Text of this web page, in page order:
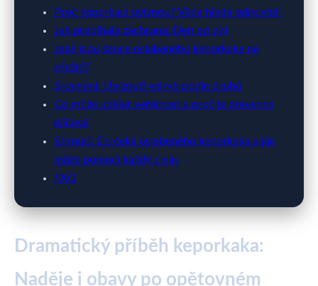
31. 3. 2026· 10 min čtení · Autor: Barbora Černá
Proč keporkaci uvíznou? Věda hledá odpovědi
Jak probíhala záchrana: Den po dni
Jaké jsou šance oslabeného keporkaka na
přežití?
Srovnání: Uvíznutí velryb podle druhů
Co může udělat veřejnost a proč je prevence
klíčová
Shrnutí: Co čeká oslabeného keporkaka a jak
může pomoci každý z nás
FAQ
Dramatický příběh keporkaka:
Naděje i obavy po opětovném